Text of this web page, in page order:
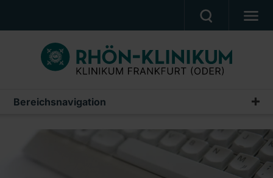
PATIENTEN & ANGEHÖRIGE
BEHANDLUNGSANGEBOT
Bereichsnavigation
Kinder- und Jugendchirurgie und Kinderurologie
Wir über uns